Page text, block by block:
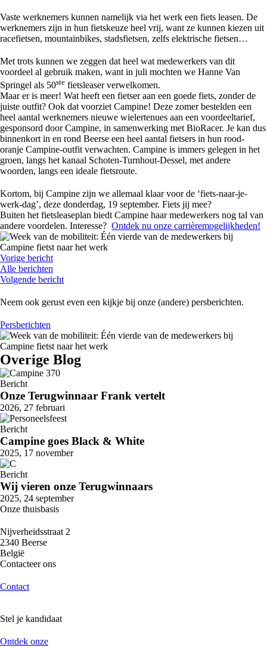
Vaste werknemers kunnen namelijk via het werk een fiets leasen. De
werknemers zijn in hun fietskeuze heel vrij, want ze kunnen kiezen uit
racefietsen, mountainbikes, stadsfietsen, zelfs elektrische fietsen…
Met trots kunnen we zeggen dat heel wat medewerkers van dit
voordeel al gebruik maken, want in juli mochten we Hanne Van
Springel als 50ste fietsleaser verwelkomen.
Maar er is meer! Wat heeft een fietser aan een goede fiets, zonder de
juiste outfit? Ook dat voorziet Campine! Deze zomer bestelden een
heel aantal werknemers nieuwe wielertenues aan een voordeeltarief,
gesponsord door Campine, in samenwerking met BioRacer. Je kan dus
binnenkort in en rond Beerse een heel aantal fietsers in hun rood-
oranje Campine-outfit verwachten. Campine is immers gelegen in het
groen, langs het kanaal Schoten-Turnhout-Dessel, met andere
woorden, langs een ideale fietsroute.
Kortom, bij Campine zijn we allemaal klaar voor de ‘fiets-naar-je-
werk-dag’, deze donderdag, 19 september. Fiets jij mee?
Buiten het fietsleaseplan biedt Campine haar medewerkers nog tal van
andere voordelen. Interesse? Ontdek nu onze carrièremogelijkheden!
Vorige bericht
Alle berichten
Volgende bericht
Neem ook gerust even een kijkje bij onze (andere) persberichten.
Persberichten
Overige Blog
Bericht
Onze Terugwinnaar Frank vertelt
2026, 27 februari
Bericht
Campine goes Black & White
2025, 17 november
Bericht
Wij vieren onze Terugwinnaars
2025, 24 september
Onze thuisbasis
Nijverheidsstraat 2
2340 Beerse
België
Contacteer ons
Contact
Stel je kandidaat
Ontdek onze